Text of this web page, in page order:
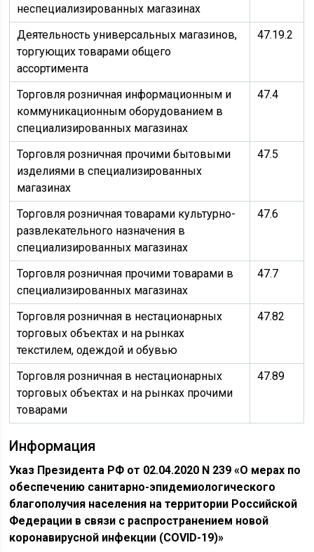
неспециализированных магазинах
Деятельность универсальных магазинов,
торгующих товарами общего
ассортимента
47.19.2
Торговля розничная информационным и
коммуникационным оборудованием в
специализированных магазинах
47.4
Торговля розничная прочими бытовыми
изделиями в специализированных
магазинах
47.5
Торговля розничная товарами культурно-
развлекательного назначения в
специализированных магазинах
47.6
Торговля розничная прочими товарами в
специализированных магазинах
47.7
Торговля розничная в нестационарных
торговых объектах и на рынках
текстилем, одеждой и обувью
47.82
Торговля розничная в нестационарных
торговых объектах и на рынках прочими
товарами
47.89
Информация
Указ Президента РФ от 02.04.2020 N 239 «О мерах по
обеспечению санитарно-эпидемиологического
благополучия населения на территории Российской
Федерации в связи с распространением новой
коронавирусной инфекции (COVID-19)»